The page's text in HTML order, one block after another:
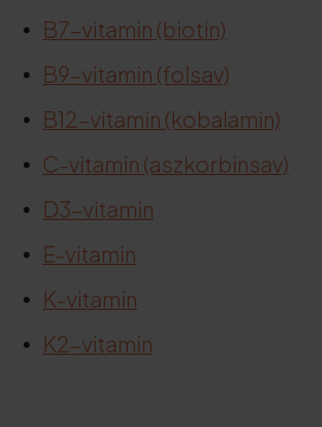
B7-vitamin (biotin)
B9-vitamin (folsav)
B12-vitamin (kobalamin)
C-vitamin (aszkorbinsav)
D3-vitamin
E-vitamin
K-vitamin
K2-vitamin